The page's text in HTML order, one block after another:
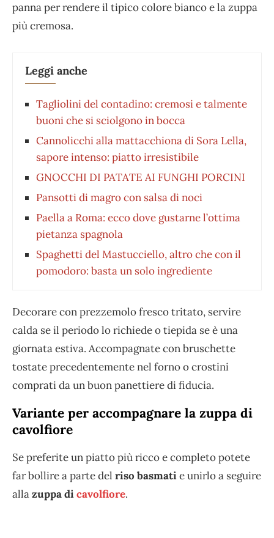
panna per rendere il tipico colore bianco e la zuppa
più cremosa.
Leggi anche
Tagliolini del contadino: cremosi e talmente
buoni che si sciolgono in bocca
Cannolicchi alla mattacchiona di Sora Lella,
sapore intenso: piatto irresistibile
GNOCCHI DI PATATE AI FUNGHI PORCINI
Pansotti di magro con salsa di noci
Paella a Roma: ecco dove gustarne l’ottima
pietanza spagnola
Spaghetti del Mastucciello, altro che con il
pomodoro: basta un solo ingrediente
Decorare con prezzemolo fresco tritato, servire
calda se il periodo lo richiede o tiepida se è una
giornata estiva. Accompagnate con bruschette
tostate precedentemente nel forno o crostini
comprati da un buon panettiere di fiducia.
Variante per accompagnare la zuppa di
cavolfiore
Se preferite un piatto più ricco e completo potete
far bollire a parte del riso basmatie unirlo a seguire
allazuppa dicavolfiore.